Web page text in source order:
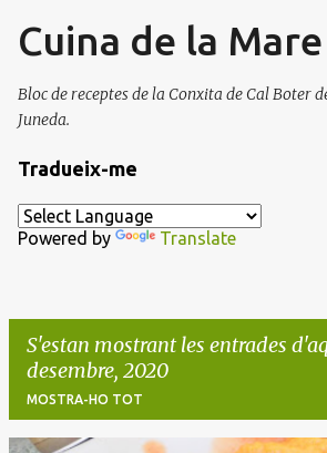
Salta al contingut
Cuina de la Mare
Bloc de receptes de la Conxita de Cal Boter
Juneda.
Tradueix-me
Powered by Translate
S'estan mostrant les entrades
desembre, 2020
MOSTRA-HO TOT